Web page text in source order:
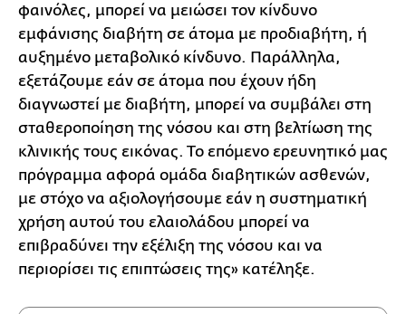
φαινόλες, μπορεί να μειώσει τον κίνδυνο
εμφάνισης διαβήτη σε άτομα με προδιαβήτη, ή
αυξημένο μεταβολικό κίνδυνο. Παράλληλα,
εξετάζουμε εάν σε άτομα που έχουν ήδη
διαγνωστεί με διαβήτη, μπορεί να συμβάλει στη
σταθεροποίηση της νόσου και στη βελτίωση της
κλινικής τους εικόνας. Το επόμενο ερευνητικό μας
πρόγραμμα αφορά ομάδα διαβητικών ασθενών,
με στόχο να αξιολογήσουμε εάν η συστηματική
χρήση αυτού του ελαιολάδου μπορεί να
επιβραδύνει την εξέλιξη της νόσου και να
περιορίσει τις επιπτώσεις της» κατέληξε.